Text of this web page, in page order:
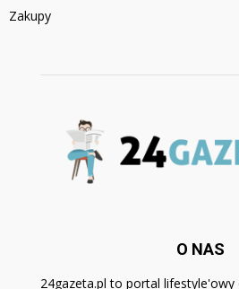
Zakupy
O NAS
24gazeta.pl to portal lifestyle'owy